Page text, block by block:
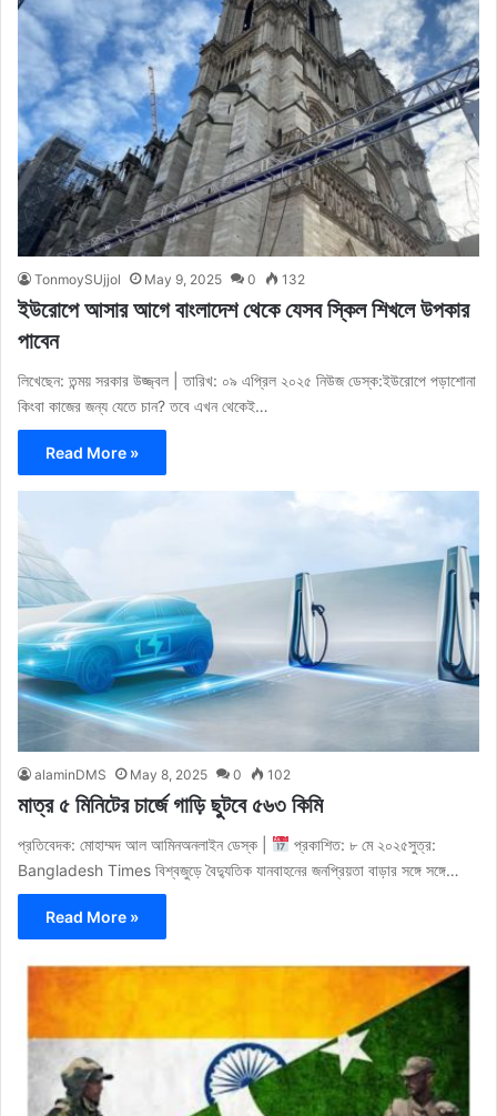
TonmoySUjjol May 9, 2025 0 132
ইউরোপে আসার আগে বাংলাদেশ থেকে যেসব স্কিল শিখলে উপকার
পাবেন
লিখেছেন: তন্ময় সরকার উজ্জ্বল | তারিখ: ০৯ এপ্রিল ২০২৫ নিউজ ডেস্ক:ইউরোপে পড়াশোনা
কিংবা কাজের জন্য যেতে চান? তবে এখন থেকেই…
Read More »
alaminDMS May 8, 2025 0 102
মাত্র ৫ মিনিটের চার্জে গাড়ি ছুটবে ৫৬৩ কিমি
প্রতিবেদক: মোহাম্মদ আল আমিনঅনলাইন ডেস্ক |
প্রকাশিত: ৮ মে ২০২৫সুত্র:
Bangladesh Times বিশ্বজুড়ে বৈদ্যুতিক যানবাহনের জনপ্রিয়তা বাড়ার সঙ্গে সঙ্গে…
Read More »